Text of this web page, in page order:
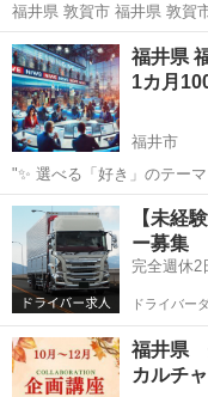
福井県 敦賀市 福井県 敦賀
福井 敦賀市 その他
福井県 福井市 （1週間無料
1カ月
福井市
"✨ 選べる「好き」のテー
楽、ペットなど、好きなも
⏰ 1日4回のタイムリーな
ト！12:0...
福井 福井市 その他
【未経
ー募集
完全週休2
ドライバー
福井県
カルチャ